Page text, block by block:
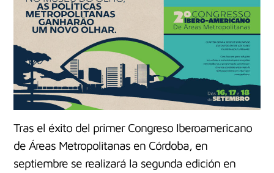
Tras el éxito del primer Congreso Iberoamericano
de Áreas Metropolitanas en Córdoba, en
septiembre se realizará la segunda edición en